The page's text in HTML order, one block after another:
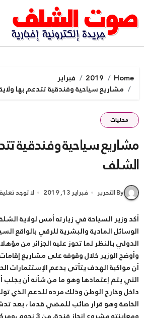
to
content
Home
2019
فبراير
مشاريع سياحية وفندقية تتدعم بها
محليات
مشاريع سياحية وفندقية
الشلف
By التحرير فبراير 13, 2019 لا توجد
أكد وزير السياحة في زيارته أمس لولاية
الوسائل المادية والبشرية للرقي بالواقع
الدولي بالنظر لما تحوز عليه الجزائر من
وأوضح الوزير خلال وقوفه على مشاريع
أن مواكبة الهدف يتأتى بدعم الإستثمارات
التي يتم إعتمادها وهو ما من شأنه أن يجلب
داخل وخارج الوطن وذلك مرده للدعم الذي